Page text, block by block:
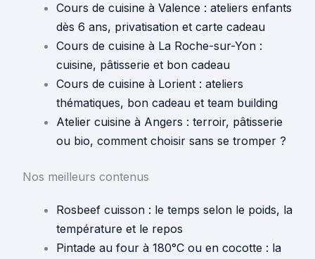
Cours de cuisine à Valence : ateliers enfants
dès 6 ans, privatisation et carte cadeau
Cours de cuisine à La Roche-sur-Yon :
cuisine, pâtisserie et bon cadeau
Cours de cuisine à Lorient : ateliers
thématiques, bon cadeau et team building
Atelier cuisine à Angers : terroir, pâtisserie
ou bio, comment choisir sans se tromper ?
Nos meilleurs contenus
Rosbeef cuisson : le temps selon le poids, la
température et le repos
Pintade au four à 180°C ou en cocotte : la